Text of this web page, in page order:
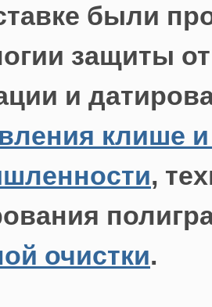
были
защиты
и
клише
,
очистки.